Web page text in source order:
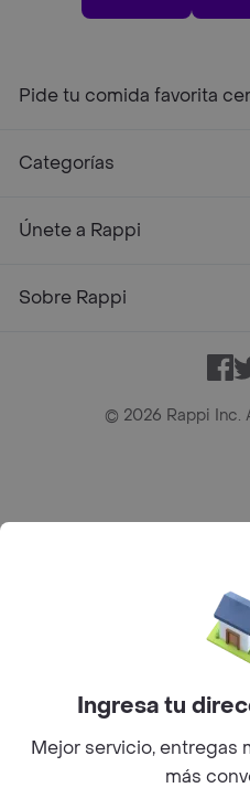
Pide tu comida favorita
Categorías
Únete a Rappi
Sobre Rappi
© 2026 Rappi Inc.
Bogotá D.C. ---
Ingresa tu
Mejor servicio, entregas
más